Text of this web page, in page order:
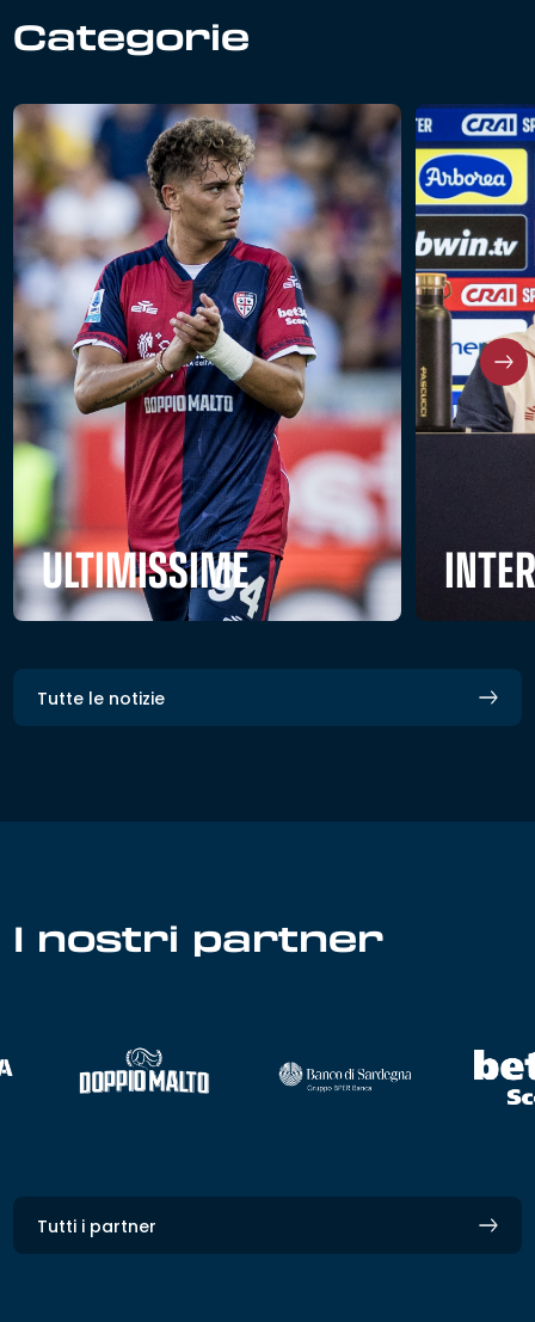
Categorie
ULTIMISSIME
Tutte le notizie
I nostri partner
Tutti i partner